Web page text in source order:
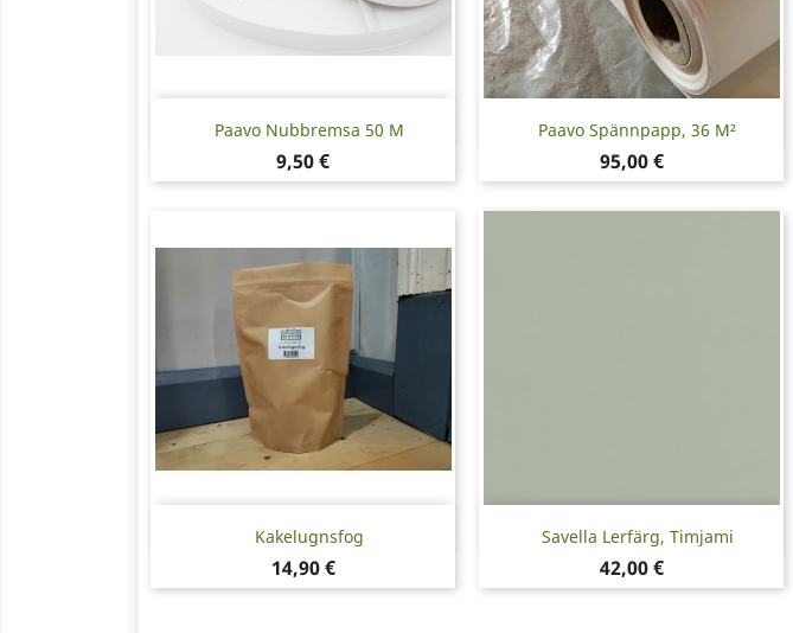
Paavo Nubbremsa 50 M
Pris
9,50 €
Snabbvy Paavo Spännpapp, 36 M²
Pris
95,00 €
Snabbvy
Kakelugnsfog
Pris
14,90 €
Snabbvy Savella Lerfärg, Timjami
Pris
42,00 €
Snabbvy